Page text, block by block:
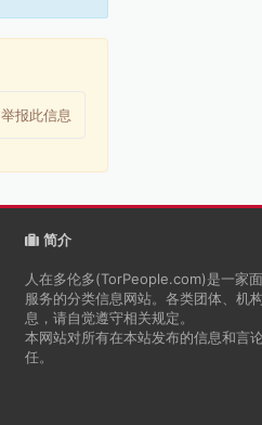
举报此信息
简介
人在多伦多(TorPeople.com)是一家
服务的分类信息网站。各类团体、机
息，请自觉遵守相关规定。
本网站对所有在本站发布的信息和言
任。